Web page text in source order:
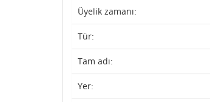
Üyelik zamanı:
Tür:
Tam adı:
Yer: